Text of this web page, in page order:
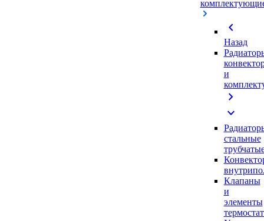
chevron_left
Назад
и
chevron_right
expand_more
стальные
Клапаны
и
элементы